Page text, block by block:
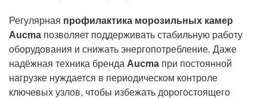
Регулярная профилактика морозильных камер
Aucma позволяет поддерживать стабильную работу
оборудования и снижать энергопотребление. Даже
надёжная техника бренда Aucma при постоянной
нагрузке нуждается в периодическом контроле
ключевых узлов, чтобы избежать дорогостоящего